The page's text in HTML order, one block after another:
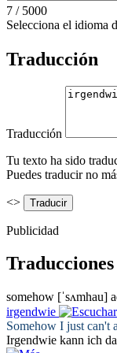
7 / 5000
Selecciona el idioma
Traducción
Traducción
Tu texto ha sido
Puedes traducir no
<>
Publicidad
somehow [ˈsʌmhau]
irgendwie
Somehow I just can't
Irgendwie kann ich